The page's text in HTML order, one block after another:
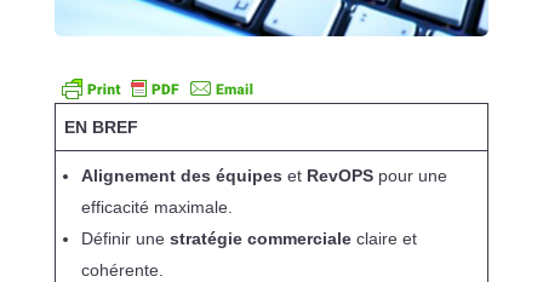
EN BREF
Alignement des équipes et RevOPSpour une
efficacité maximale.
Définir une stratégie commercialeclaire et
cohérente.